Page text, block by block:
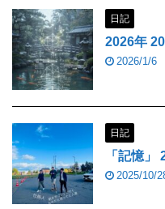
日記
2026年
2026/1/6
日記
「記憶」
2025/10/